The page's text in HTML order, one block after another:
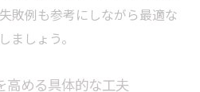
敗例も参考にしながら最適な
ましょう。
高める具体的な工夫